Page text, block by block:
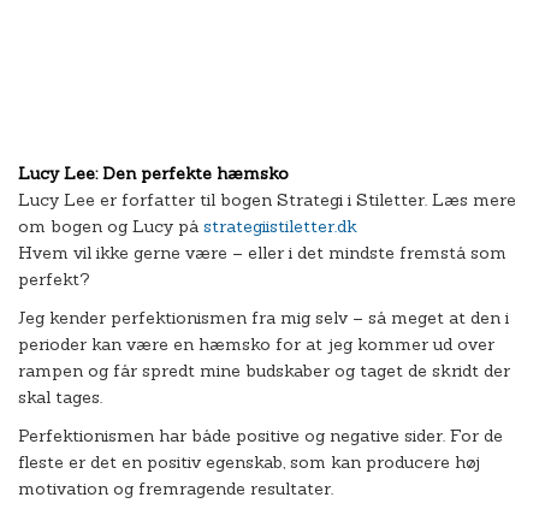
Lucy Lee: Den perfekte hæmsko
Lucy Lee er forfatter til bogen Strategi i Stiletter. Læs mere
om bogen og Lucy på strategiistiletter.dk
Hvem vil ikke gerne være – eller i det mindste fremstå som
perfekt?
Jeg kender perfektionismen fra mig selv – så meget at den i
perioder kan være en hæmsko for at jeg kommer ud over
rampen og får spredt mine budskaber og taget de skridt der
skal tages.
Perfektionismen har både positive og negative sider. For de
fleste er det en positiv egenskab, som kan producere høj
motivation og fremragende resultater.